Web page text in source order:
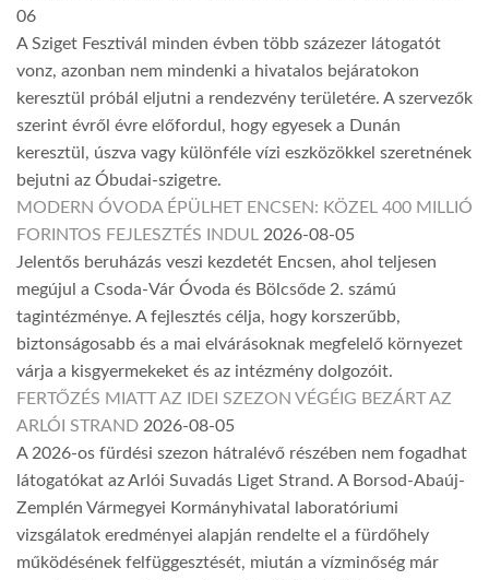
06
A Sziget Fesztivál minden évben több százezer látogatót
vonz, azonban nem mindenki a hivatalos bejáratokon
keresztül próbál eljutni a rendezvény területére. A szervezők
szerint évről évre előfordul, hogy egyesek a Dunán
keresztül, úszva vagy különféle vízi eszközökkel szeretnének
bejutni az Óbudai-szigetre.
MODERN ÓVODA ÉPÜLHET ENCSEN: KÖZEL 400 MILLIÓ
FORINTOS FEJLESZTÉS INDUL 2026-08-05
Jelentős beruházás veszi kezdetét Encsen, ahol teljesen
megújul a Csoda-Vár Óvoda és Bölcsőde 2. számú
tagintézménye. A fejlesztés célja, hogy korszerűbb,
biztonságosabb és a mai elvárásoknak megfelelő környezet
várja a kisgyermekeket és az intézmény dolgozóit.
FERTŐZÉS MIATT AZ IDEI SZEZON VÉGÉIG BEZÁRT AZ
ARLÓI STRAND 2026-08-05
A 2026-os fürdési szezon hátralévő részében nem fogadhat
látogatókat az Arlói Suvadás Liget Strand. A Borsod-Abaúj-
Zemplén Vármegyei Kormányhivatal laboratóriumi
vizsgálatok eredményei alapján rendelte el a fürdőhely
működésének felfüggesztését, miután a vízminőség már